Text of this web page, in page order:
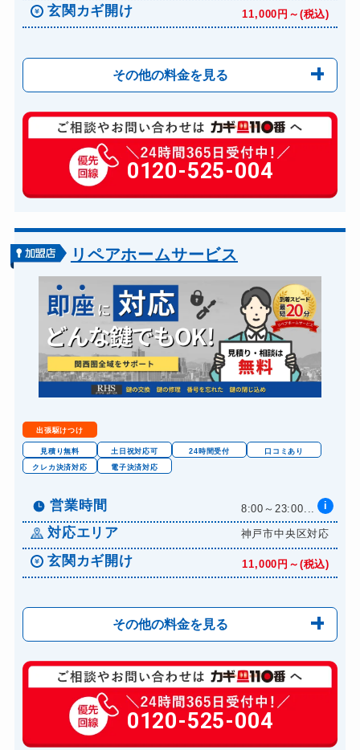
玄関カギ開け 11,000円～(税込)
その他の料金を見る
玄関カギ修理 6,600円～(税込)
玄関カギ作成 14,300円～(税込)
玄関カギ交換 14,300円～(税込)
バイクカギ開け
バイクカギ作成 16,500円～(税込)
金庫カギ開け 14,300円～(税込)
金庫カギ修理 11,000円～(税込)
金庫カギ交換 11,000円～(税込)
0120-525-004
リペアホームサービス
出張駆けつけ
見積り無料 土日祝対応可 24時間受付
口コミあり
クレカ決済対応
電子決済対応
営業時間 8:00～23:00... i
対応エリア 神戸市中央区対応
玄関カギ開け 11,000円～(税込)
その他の料金を見る
玄関カギ修理 6,600円～(税込)
玄関カギ交換 14,300円～(税込)
金庫カギ開け 14,300円～(税込)
0120-525-004